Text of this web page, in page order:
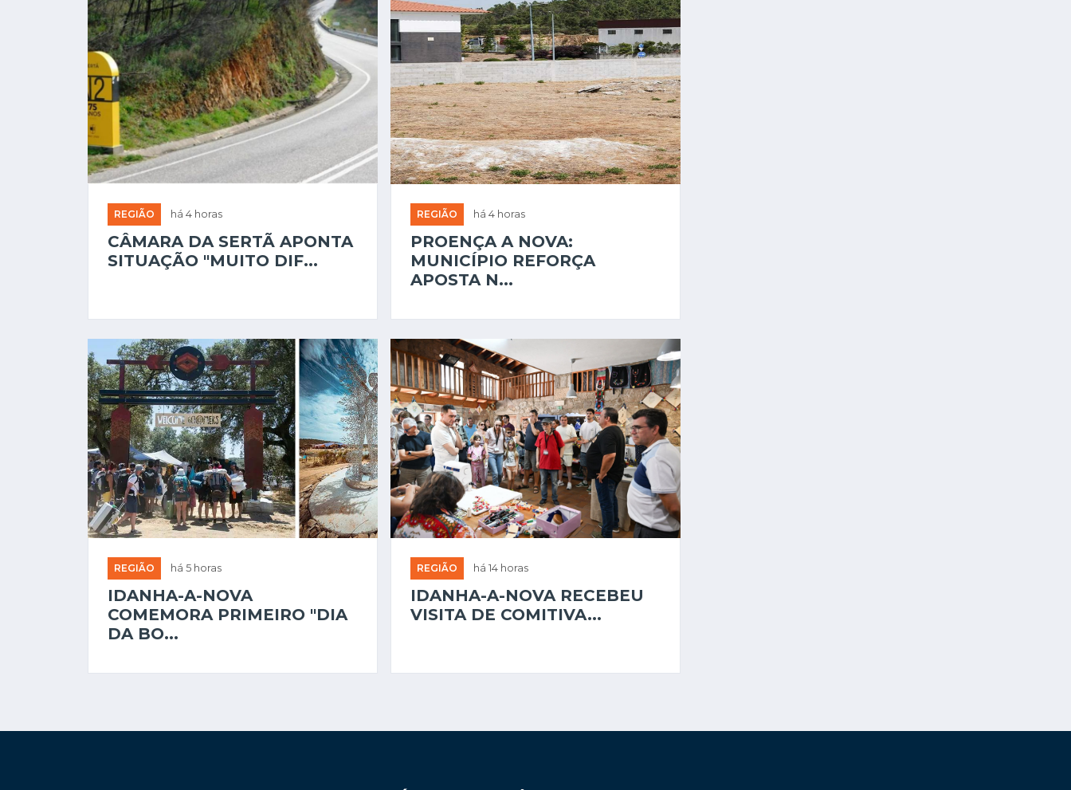
REGIÃO há 4 horas
CÂMARA DA SERTÃ APONTA
SITUAÇÃO "MUITO DIF...
REGIÃO há 4 horas
PROENÇA A NOVA:
MUNICÍPIO REFORÇA
APOSTA N...
REGIÃO há 5 horas
IDANHA-A-NOVA
COMEMORA PRIMEIRO "DIA
DA BO...
REGIÃO há 14 horas
IDANHA-A-NOVA RECEBEU
VISITA DE COMITIVA...